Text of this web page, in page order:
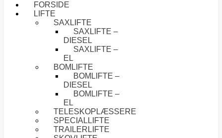
FORSIDE
LIFTE
SAXLIFTE
SAXLIFTE –
DIESEL
SAXLIFTE –
EL
BOMLIFTE
BOMLIFTE –
DIESEL
BOMLIFTE –
EL
TELESKOPLÆSSERE
SPECIALLIFTE
TRAILERLIFTE